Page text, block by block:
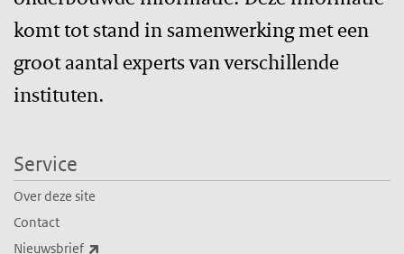
komt tot stand in samenwerking met een
groot aantal experts van verschillende
instituten.
Service
Over deze site
Contact
Nieuwsbrief